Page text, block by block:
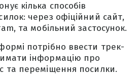
кілька способів
через офіційний сайт,
та мобільний застосунок.
потрібно ввести трек-
інформацію про
та переміщення посилки.